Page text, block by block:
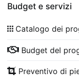
Budget e servizi
Catalogo dei
Budget del
Preventivo di